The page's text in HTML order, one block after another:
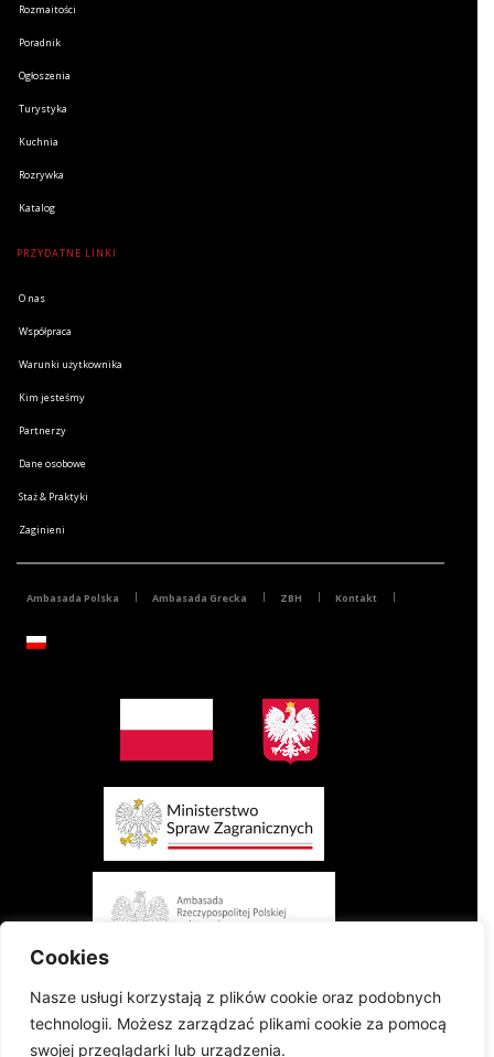
Cookies
Nasze usługi korzystają z plików cookie oraz podobnych
technologii. Możesz zarządzać plikami cookie za pomocą
swojej przeglądarki lub urządzenia.
Rozmaitości
Poradnik
Ogłoszenia
Turystyka
Kuchnia
Rozrywka
Katalog
PRZYDATNE LINKI
O nas
Współpraca
Warunki użytkownika
Kim jesteśmy
Partnerzy
Dane osobowe
Staż & Praktyki
Zaginieni
Ambasada Polska Ambasada Grecka ZBH Kontakt